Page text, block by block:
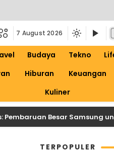
7 August 2026
Budaya Tekno
Hiburan Keuangan
Kuliner
Besar Samsung
TERPOPULER